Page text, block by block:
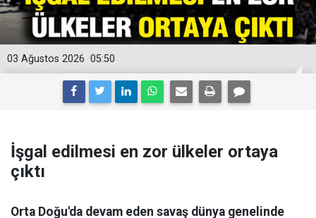
05:50
03 Ağustos 2026
İşgal edilmesi en zor ülkeler ortaya
çıktı
Orta Doğu'da devam eden savaş dünya genelinde